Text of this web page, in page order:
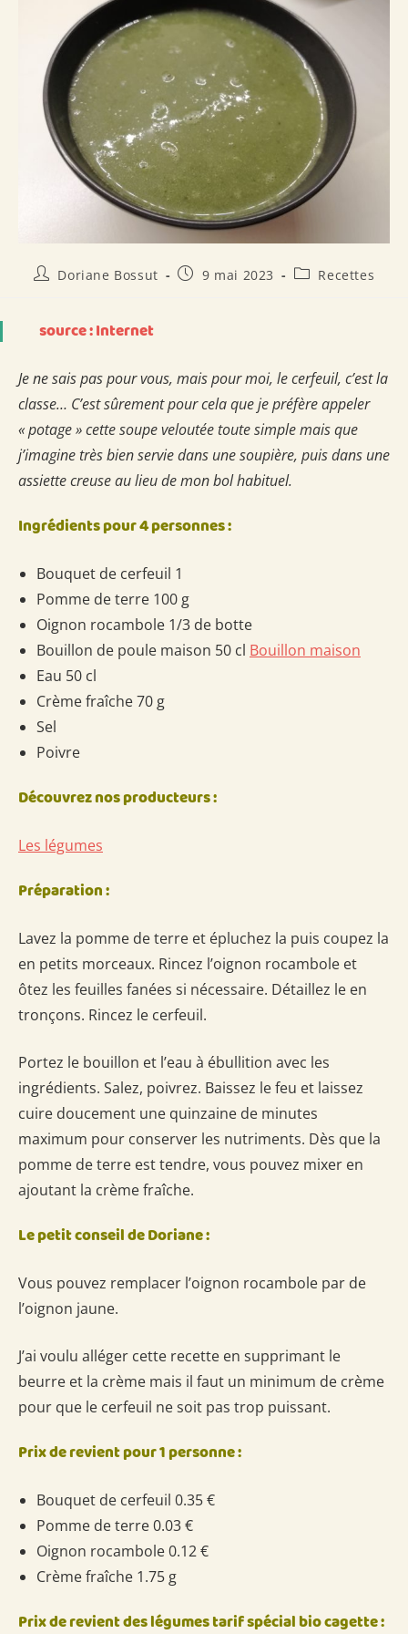
Auteur/autrice
publication :
Doriane Bossut
Publication
9 mai 2023
PostRecettes
source : Internet
Je ne sais pas pour vous, mais pour moi, le cerfeuil, c’est la
classe… C’est sûrement pour cela que je préfère appeler
« potage » cette soupe veloutée toute simple mais que
j’imagine très bien servie dans une soupière, puis dans une
assiette creuse au lieu de mon bol habituel.
Ingrédients pour 4 personnes :
Bouquet de cerfeuil 1
Pomme de terre 100 g
Oignon rocambole 1/3 de botte
Bouillon de poule maison 50 cl Bouillon maison
Eau 50 cl
Crème fraîche 70 g
Sel
Poivre
Découvrez nos producteurs :
Les légumes
Préparation :
Lavez la pomme de terre et épluchez la puis coupez la
en petits morceaux. Rincez l’oignon rocambole et
ôtez les feuilles fanées si nécessaire. Détaillez le en
tronçons. Rincez le cerfeuil.
Portez le bouillon et l’eau à ébullition avec les
ingrédients. Salez, poivrez. Baissez le feu et laissez
cuire doucement une quinzaine de minutes
maximum pour conserver les nutriments. Dès que la
pomme de terre est tendre, vous pouvez mixer en
ajoutant la crème fraîche.
Le petit conseil de Doriane :
Vous pouvez remplacer l’oignon rocambole par de
l’oignon jaune.
J’ai voulu alléger cette recette en supprimant le
beurre et la crème mais il faut un minimum de crème
pour que le cerfeuil ne soit pas trop puissant.
Prix de revient pour 1 personne :
Bouquet de cerfeuil 0.35 €
Pomme de terre 0.03 €
Oignon rocambole 0.12 €
Crème fraîche 1.75 g
Prix de revient des légumes tarif spécial bio cagette :